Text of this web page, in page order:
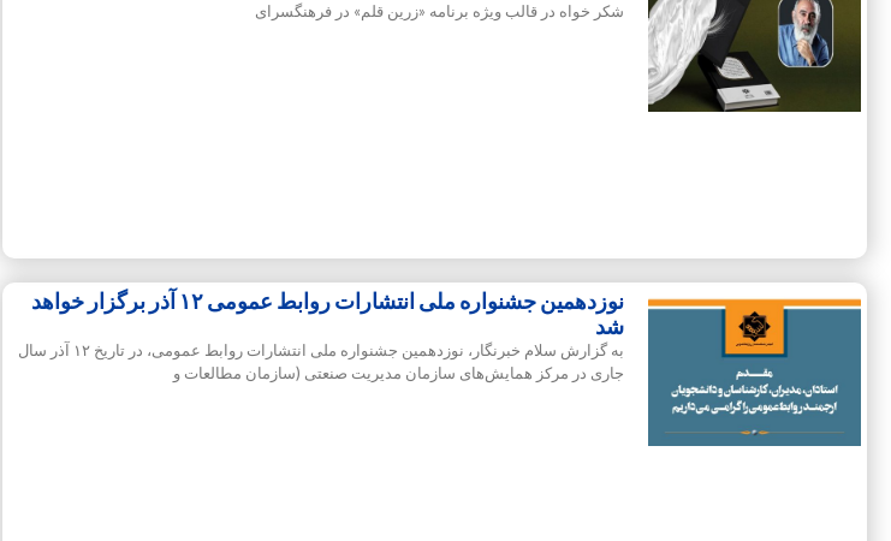
شکر خواه در قالب ویژه برنامه «زرین قلم» در فرهنگسرای
نوزدهمین جشنواره ملی انتشارات روابط‌ عمومی ۱۲ آذر برگزار خواهد
شد
به گزارش سلام خبرنگار، نوزدهمین جشنواره ملی انتشارات روابط‌ عمومی‌، در تاریخ ۱۲ آذر سال
جاری در مرکز همایش‌های سازمان مدیریت صنعتی (سازمان مطالعات و